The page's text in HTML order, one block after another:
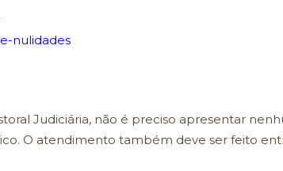
nulidades
Judiciária, não é preciso apresentar
O atendimento também deve ser feito